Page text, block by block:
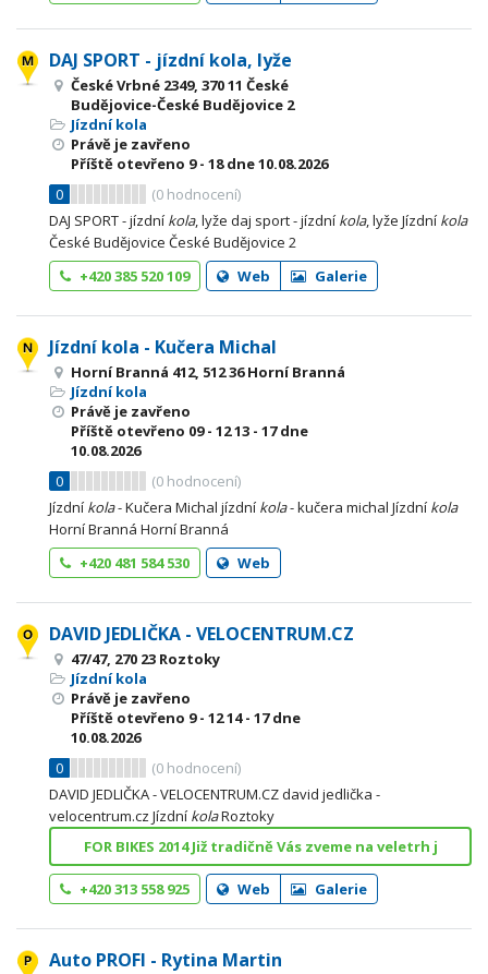
DAJ SPORT - jízdní kola, lyže
České Vrbné 2349, 370 11 České
Budějovice-České Budějovice 2
Jízdní kola
Právě je zavřeno
Příště otevřeno 9 - 18dne 10.08.2026
0
(0 hodnocení)
DAJ SPORT - jízdní kola, lyže daj sport - jízdní kola, lyže Jízdní kola
České Budějovice České Budějovice 2
+420 385 520 109
Web Galerie
Jízdní kola - Kučera Michal
Horní Branná 412, 512 36 Horní Branná
Jízdní kola
Právě je zavřeno
Příště otevřeno 09 - 1213 - 17dne
10.08.2026
0
(0 hodnocení)
Jízdní kola- Kučera Michal jízdní kola- kučera michal Jízdní kola
Horní Branná Horní Branná
+420 481 584 530
Web
DAVID JEDLIČKA - VELOCENTRUM.CZ
47/47, 270 23 Roztoky
Jízdní kola
Právě je zavřeno
Příště otevřeno 9 - 1214 - 17dne
10.08.2026
0
(0 hodnocení)
DAVID JEDLIČKA - VELOCENTRUM.CZ david jedlička -
velocentrum.cz Jízdní kolaRoztoky
FOR BIKES 2014 Již tradičně Vás zveme na veletrh j
+420 313 558 925 Web Galerie
Auto PROFI - Rytina Martin